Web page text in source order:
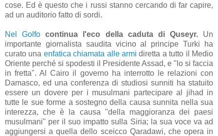
cose. Ed è questo che i russi stanno cercando di far capire,
ad un auditorio fatto di sordi.
Nel Golfo continua l'eco della caduta di Quseyr.Un
importante giornalista saudita vicino al principe Turki ha
curato una enfatica chiamata alle armi diretta a tutto il Medio
Oriente perché si spodesti il Presidente Assad, e "lo si faccia
in fretta". Al Cairo il governo ha interrotto le relazioni con
Damasco, ed una conferenza di studiosi sunniti ha statuito
essere un dovere per i musulmani partecipare al jihad in
tutte le sue forme a sostegno della causa sunnita nella sua
interezza, che è la causa "della maggioranza dei paesi
musulmani" per il suo impatto sulla Siria; la sua voce va ad
aggiungersi a quella dello sceicco Qaradawi, che opera in